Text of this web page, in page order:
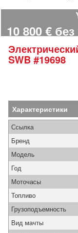
10 800 €
SWB #19698
Характеристики
Ссылка
Бренд
Модель
Год
Моточасы
Топливо
Грузоподъемность
Вид мачты